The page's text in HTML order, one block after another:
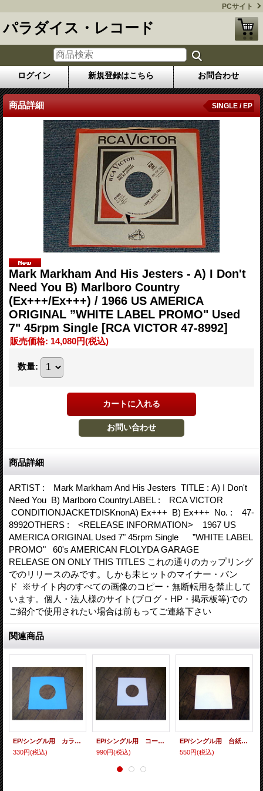
PCサイト
パラダイス・レコード
ログイン 新規登録はこちら お問合わせ
商品詳細 SINGLE / EP
Mark Markham And His Jesters - A) I Don't
Need You B) Marlboro Country
(Ex+++/Ex+++) / 1966 US AMERICA
ORIGINAL ”WHITE LABEL PROMO" Used
7" 45rpm Single [RCA VICTOR 47-8992]
販売価格: 14,080円(税込)
数量:
商品詳細
ARTIST : Mark Markham And His Jesters TITLE : A) I Don't
Need You B) Marlboro CountryLABEL : RCA VICTOR
CONDITIONJACKETDISKnonA) Ex+++ B) Ex+++ No. : 47-
8992OTHERS : <RELEASE INFORMATION> 1967 US
AMERICA ORIGINAL Used 7" 45rpm Single ”WHITE LABEL
PROMO" 60's AMERICAN FLOLYDA GARAGE
RELEASE ON ONLY THIS TITLES これの通りのカップリング
でのリリースのみです。しかも未ヒットのマイナー・バン
ド ※サイト内のすべての画像のコピー・無断転用を禁止して
います。個人・法人様のサイト(ブログ・HP・掲示板等)での
ご紹介で使用されたい場合は前もってご連絡下さい
関連商品
EP/シングル用 カラースリーヴ（全4色） 5枚セット
330円(税込)
EP/シングル用 コート紙丸穴ジャケ 白 10 copies set / １０枚セット
990円(税込)
EP/シングル用 台紙 10枚セット
550円(税込)